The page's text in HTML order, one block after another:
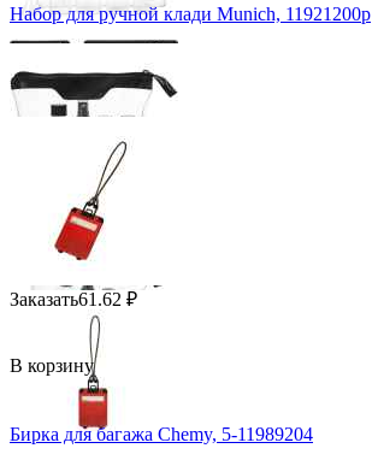
Набор для ручной клади Munich, 11921200p
Заказать61.62 ₽
В корзину
Бирка для багажа Chemy, 5-11989204